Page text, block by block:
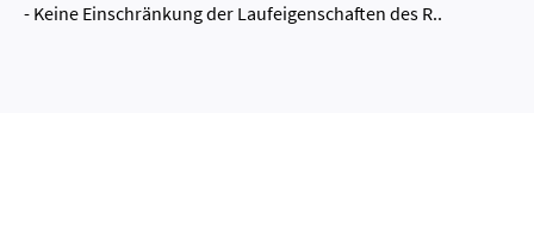
- Keine Einschränkung der Laufeigenschaften des R..